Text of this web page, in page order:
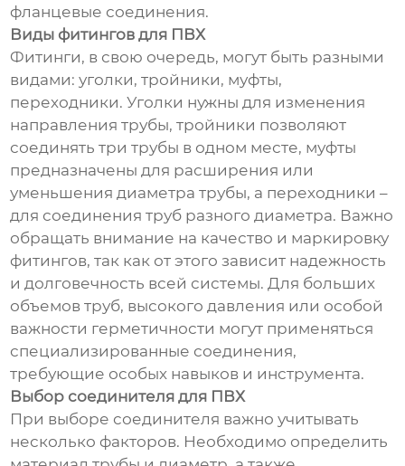
фланцевые соединения.
Виды фитингов для ПВХ
Фитинги, в свою очередь, могут быть разными
видами: уголки, тройники, муфты,
переходники. Уголки нужны для изменения
направления трубы, тройники позволяют
соединять три трубы в одном месте, муфты
предназначены для расширения или
уменьшения диаметра трубы, а переходники –
для соединения труб разного диаметра. Важно
обращать внимание на качество и маркировку
фитингов, так как от этого зависит надежность
и долговечность всей системы. Для больших
объемов труб, высокого давления или особой
важности герметичности могут применяться
специализированные соединения,
требующие особых навыков и инструмента.
Выбор соединителя для ПВХ
При выборе соединителя важно учитывать
несколько факторов. Необходимо определить